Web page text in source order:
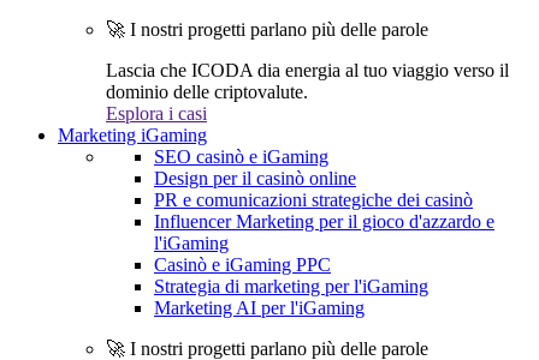
🚀 I nostri progetti parlano più delle parole
Lascia che ICODA dia energia al tuo viaggio verso il
dominio delle criptovalute.
Esplora i casi
Marketing iGaming
SEO casinò e iGaming
Design per il casinò online
PR e comunicazioni strategiche dei casinò
Influencer Marketing per il gioco d'azzardo e
l'iGaming
Casinò e iGaming PPC
Strategia di marketing per l'iGaming
Marketing AI per l'iGaming
🚀 I nostri progetti parlano più delle parole